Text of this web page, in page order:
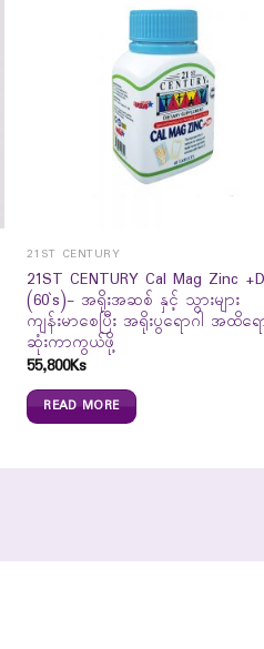
21ST CENTURY
21ST CENTURY Cal Mag Zinc +D
(60`s)- အရိုးအဆစ် နှင့် သွားများ
ကျန်းမာစေပြီး အရိုးပွရောဂါ အထိရ
ဆုံးကာကွယ်ဖို့
55,800Ks
READ MORE